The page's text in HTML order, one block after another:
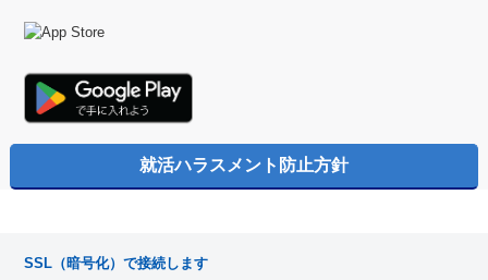
SSL（暗号化）で接続します